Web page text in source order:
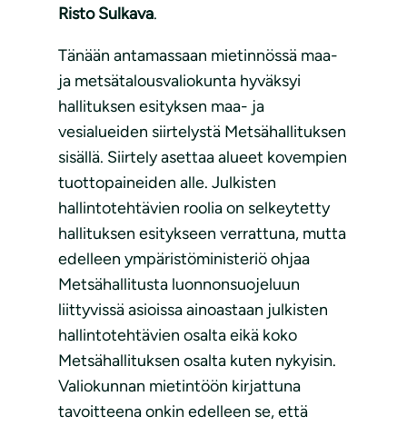
Risto Sulkava.
Tänään antamassaan mietinnössä maa-
ja metsätalousvaliokunta hyväksyi
hallituksen esityksen maa- ja
vesialueiden siirtelystä Metsähallituksen
sisällä. Siirtely asettaa alueet kovempien
tuottopaineiden alle. Julkisten
hallintotehtävien roolia on selkeytetty
hallituksen esitykseen verrattuna, mutta
edelleen ympäristöministeriö ohjaa
Metsähallitusta luonnonsuojeluun
liittyvissä asioissa ainoastaan julkisten
hallintotehtävien osalta eikä koko
Metsähallituksen osalta kuten nykyisin.
Valiokunnan mietintöön kirjattuna
tavoitteena onkin edelleen se, että